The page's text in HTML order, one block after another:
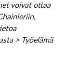
voivat ottaa
> Työelämä